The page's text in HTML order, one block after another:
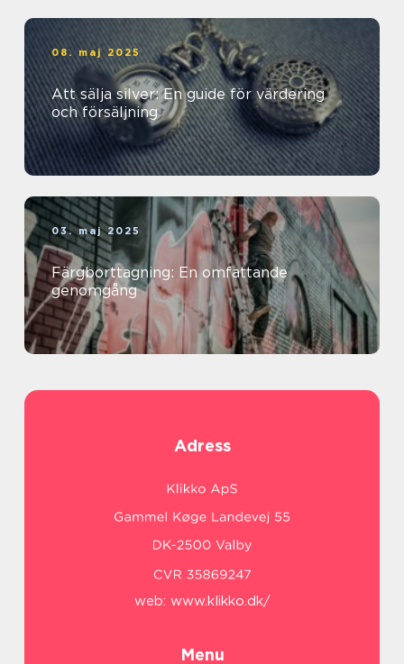
08. maj 2025
Att sälja silver: En guide för värdering
och försäljning
03. maj 2025
Färgborttagning: En omfattande
genomgång
Adress
web: www.klikko.dk/
Menu